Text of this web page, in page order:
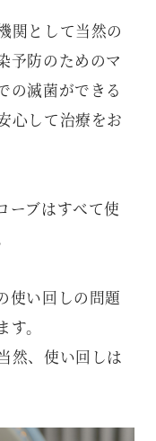
関として当然の
予防のためのマ
の滅菌ができる
心して治療をお
ーブはすべて使
使い回しの問題
。
然、使い回しは